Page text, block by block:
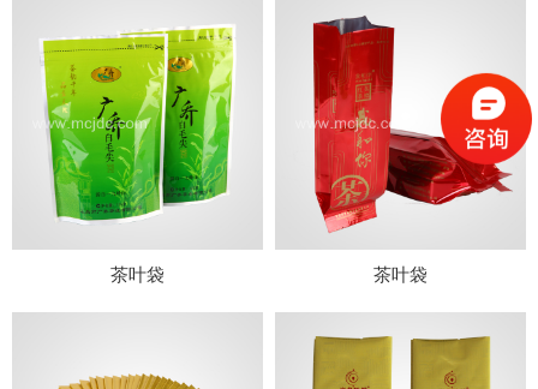
茶叶袋 茶叶袋